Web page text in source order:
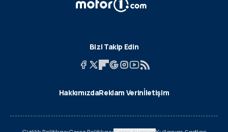
Bizi Takip Edin
HakkımızdaReklam Verinİletişim